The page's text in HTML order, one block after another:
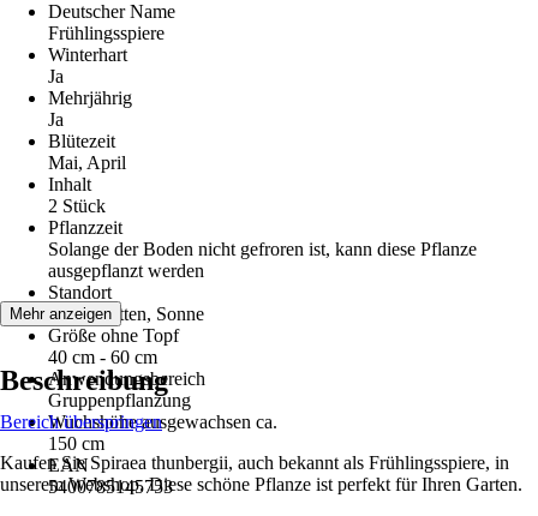
Deutscher Name
Frühlingsspiere
Winterhart
Ja
Mehrjährig
Ja
Blütezeit
Mai, April
Inhalt
2 Stück
Pflanzzeit
Solange der Boden nicht gefroren ist, kann diese Pflanze
ausgepflanzt werden
Standort
Halbschatten, Sonne
Größe ohne Topf
40 cm - 60 cm
Anwendungsbereich
Gruppenpflanzung
Wuchshöhe ausgewachsen ca.
150 cm
EAN
5400785145753
Mehr anzeigen
Beschreibung
Bereich überspringen
Kaufen Sie Spiraea thunbergii, auch bekannt als Frühlingsspiere, in
unserem Webshop. Diese schöne Pflanze ist perfekt für Ihren Garten.